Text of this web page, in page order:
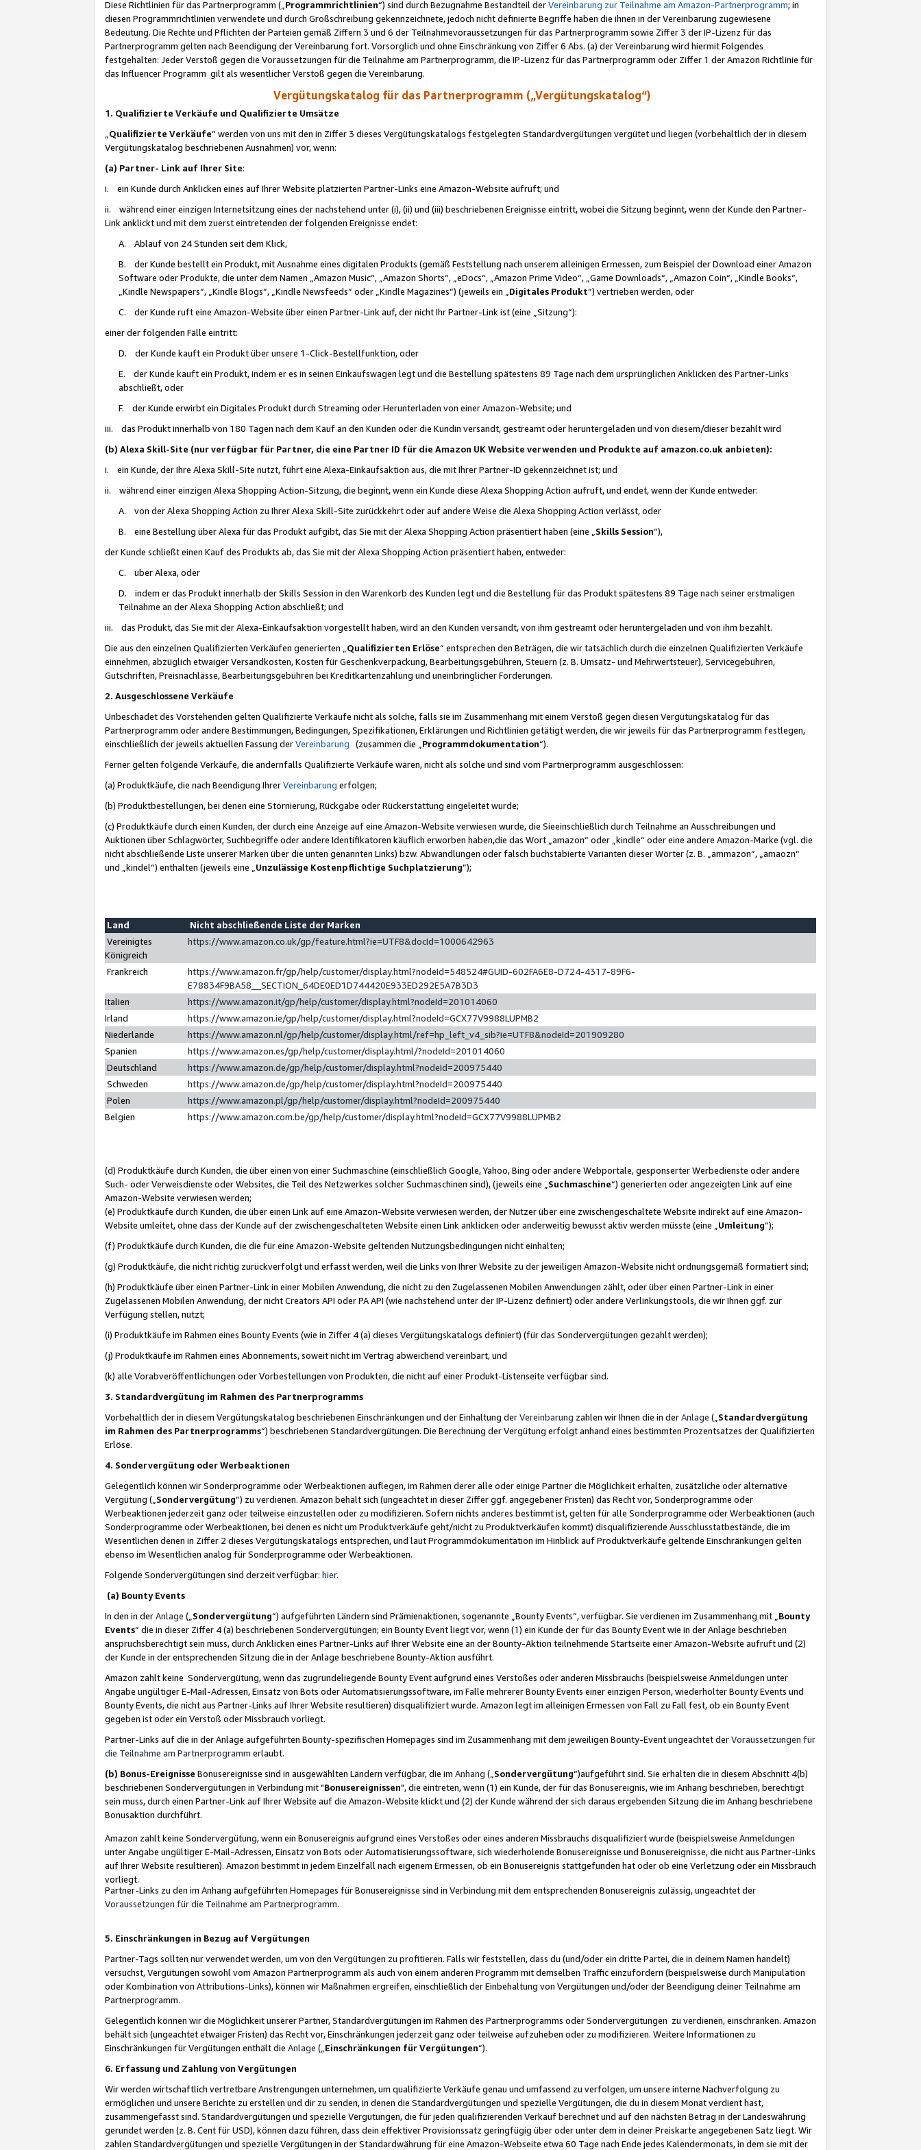
Diese Richtlinien für das Partnerprogramm („Programmrichtlinien“) sind durch Bezugnahme Bestandteil derVereinbarung zur Teilnahme am Amazon-Partnerprogramm; in
diesen Programmrichtlinien verwendete und durch Großschreibung gekennzeichnete, jedoch nicht definierte Begriffe haben die ihnen in der Vereinbarung zugewiesene
Bedeutung. Die Rechte und Pflichten der Parteien gemäß Ziffern 3 und 6 der Teilnahmevoraussetzungen für das Partnerprogramm sowie Ziffer 3 der IP-Lizenz für das
Partnerprogramm gelten nach Beendigung der Vereinbarung fort. Vorsorglich und ohne Einschränkung von Ziffer 6 Abs. (a) der Vereinbarung wird hiermit Folgendes
festgehalten: Jeder Verstoß gegen die Voraussetzungen für die Teilnahme am Partnerprogramm, die IP-Lizenz für das Partnerprogramm oder Ziffer 1 der Amazon Richtlinie für
das Influencer Programm gilt als wesentlicher Verstoß gegen die Vereinbarung.
Vergütungskatalog für das Partnerprogramm („Vergütungskatalog“)
1. Qualifizierte Verkäufe und Qualifizierte Umsätze
Qualifizierte Verkäufe“ werden von uns mit den in Ziffer 3 dieses Vergütungskatalogs festgelegten Standardvergütungen vergütet und liegen (vorbehaltlich der in diesem
Vergütungskatalog beschriebenen Ausnahmen) vor, wenn:
(a) Partner- Link auf Ihrer Site:
i. ein Kunde durch Anklicken eines auf Ihrer Website platzierten Partner-Links eine Amazon-Website aufruft; und
ii. während einer einzigen Internetsitzung eines der nachstehend unter (i), (ii) und (iii) beschriebenen Ereignisse eintritt, wobei die Sitzung beginnt, wenn der Kunde den Partner-
Link anklickt und mit dem zuerst eintretenden der folgenden Ereignisse endet:
A. Ablauf von 24 Stunden seit dem Klick,
B. der Kunde bestellt ein Produkt, mit Ausnahme eines digitalen Produkts (gemäß Feststellung nach unserem alleinigen Ermessen, zum Beispiel der Download einer Amazon
Software oder Produkte, die unter dem Namen „Amazon Music“, „Amazon Shorts“, „eDocs“, „Amazon Prime Video“, „Game Downloads“, „Amazon Coin“, „Kindle Books“,
„Kindle Newspapers“, „Kindle Blogs“, „Kindle Newsfeeds“ oder „Kindle Magazines“) (jeweils ein „ Digitales Produkt“) vertrieben werden, oder
C. der Kunde ruft eine Amazon-Website über einen Partner-Link auf, der nicht Ihr Partner-Link ist (eine „Sitzung“):
einer der folgenden Fälle eintritt:
D. der Kunde kauft ein Produkt über unsere 1-Click-Bestellfunktion, oder
E. der Kunde kauft ein Produkt, indem er es in seinen Einkaufswagen legt und die Bestellung spätestens 89 Tage nach dem ursprünglichen Anklicken des Partner-Links
abschließt, oder
F. der Kunde erwirbt ein Digitales Produkt durch Streaming oder Herunterladen von einer Amazon-Website; und
iii. das Produkt innerhalb von 180 Tagen nach dem Kauf an den Kunden oder die Kundin versandt, gestreamt oder heruntergeladen und von diesem/dieser bezahlt wird
(b) Alexa Skill-Site (nur verfügbar für Partner, die eine Partner ID für die Amazon UK Website verwenden und Produkte auf amazon.co.uk anbieten):
i. ein Kunde, der Ihre Alexa Skill-Site nutzt, führt eine Alexa-Einkaufsaktion aus, die mit Ihrer Partner-ID gekennzeichnet ist; und
ii. während einer einzigen Alexa Shopping Action-Sitzung, die beginnt, wenn ein Kunde diese Alexa Shopping Action aufruft, und endet, wenn der Kunde entweder:
A. von der Alexa Shopping Action zu Ihrer Alexa Skill-Site zurückkehrt oder auf andere Weise die Alexa Shopping Action verlässt, oder
B. eine Bestellung über Alexa für das Produkt aufgibt, das Sie mit der Alexa Shopping Action präsentiert haben (eine „ Skills Session“),
der Kunde schließt einen Kauf des Produkts ab, das Sie mit der Alexa Shopping Action präsentiert haben, entweder:
C. über Alexa, oder
D. indem er das Produkt innerhalb der Skills Session in den Warenkorb des Kunden legt und die Bestellung für das Produkt spätestens 89 Tage nach seiner erstmaligen
Teilnahme an der Alexa Shopping Action abschließt; und
iii. das Produkt, das Sie mit der Alexa-Einkaufsaktion vorgestellt haben, wird an den Kunden versandt, von ihm gestreamt oder heruntergeladen und von ihm bezahlt.
Die aus den einzelnen Qualifizierten Verkäufen generierten „ Qualifizierten Erlöse“ entsprechen den Beträgen, die wir tatsächlich durch die einzelnen Qualifizierten Verkäufe
einnehmen, abzüglich etwaiger Versandkosten, Kosten für Geschenkverpackung, Bearbeitungsgebühren, Steuern (z. B. Umsatz- und Mehrwertsteuer), Servicegebühren,
Gutschriften, Preisnachlässe, Bearbeitungsgebühren bei Kreditkartenzahlung und uneinbringlicher Forderungen.
2. Ausgeschlossene Verkäufe
Unbeschadet des Vorstehenden gelten Qualifizierte Verkäufe nicht als solche, falls sie im Zusammenhang mit einem Verstoß gegen diesen Vergütungskatalog für das
Partnerprogramm oder andere Bestimmungen, Bedingungen, Spezifikationen, Erklärungen und Richtlinien getätigt werden, die wir jeweils für das Partnerprogramm festlegen,
einschließlich der jeweils aktuellen Fassung derVereinbarung (zusammen die „ Programmdokumentation“).
Ferner gelten folgende Verkäufe, die andernfalls Qualifizierte Verkäufe wären, nicht als solche und sind vom Partnerprogramm ausgeschlossen:
(a) Produktkäufe, die nach Beendigung IhrerVereinbarung erfolgen;
(b) Produktbestellungen, bei denen eine Stornierung, Rückgabe oder Rückerstattung eingeleitet wurde;
(c) Produktkäufe durch einen Kunden, der durch eine Anzeige auf eine Amazon-Website verwiesen wurde, die Sieeinschließlich durch Teilnahme an Ausschreibungen und
Auktionen über Schlagwörter, Suchbegriffe oder andere Identifikatoren käuflich erworben haben,die das Wort „amazon“ oder „kindle“ oder eine andere Amazon-Marke (vgl. die
nicht abschließende Liste unserer Marken über die unten genannten Links) bzw. Abwandlungen oder falsch buchstabierte Varianten dieser Wörter (z. B. „ammazon“, „amaozn“
und „kindel“) enthalten (jeweils eine „ Unzulässige Kostenpflichtige Suchplatzierung”);
Land
Nicht abschließende Liste der Marken
Vereinigtes
Königreich
https://www.amazon.co.uk/gp/feature.html?ie=UTF8&docId=1000642963
Frankreich
https://www.amazon.fr/gp/help/customer/display.html?nodeId=548524#GUID-602FA6E8-D724-4317-89F6-
E78834F9BA58__SECTION_64DE0ED1D744420E933ED292E5A7B3D3
Italien
https://www.amazon.it/gp/help/customer/display.html?nodeId=201014060
Irland
https://www.amazon.ie/gp/help/customer/display.html?nodeId=GCX77V9988LUPMB2
Niederlande
https://www.amazon.nl/gp/help/customer/display.html/ref=hp_left_v4_sib?ie=UTF8&nodeId=201909280
Spanien
https://www.amazon.es/gp/help/customer/display.html/?nodeId=201014060
Deutschland
https://www.amazon.de/gp/help/customer/display.html?nodeId=200975440
Schweden
https://www.amazon.de/gp/help/customer/display.html?nodeId=200975440
Polen
https://www.amazon.pl/gp/help/customer/display.html?nodeId=200975440
Belgien
https://www.amazon.com.be/gp/help/customer/display.html?nodeId=GCX77V9988LUPMB2
(d) Produktkäufe durch Kunden, die über einen von einer Suchmaschine (einschließlich Google, Yahoo, Bing oder andere Webportale, gesponserter Werbedienste oder andere
Such- oder Verweisdienste oder Websites, die Teil des Netzwerkes solcher Suchmaschinen sind), (jeweils eine „ Suchmaschine“) generierten oder angezeigten Link auf eine
Amazon-Website verwiesen werden;
(e) Produktkäufe durch Kunden, die über einen Link auf eine Amazon-Website verwiesen werden, der Nutzer über eine zwischengeschaltete Website indirekt auf eine Amazon-
Website umleitet, ohne dass der Kunde auf der zwischengeschalteten Website einen Link anklicken oder anderweitig bewusst aktiv werden müsste (eine „ Umleitung“);
(f) Produktkäufe durch Kunden, die die für eine Amazon-Website geltenden Nutzungsbedingungen nicht einhalten;
(g) Produktkäufe, die nicht richtig zurückverfolgt und erfasst werden, weil die Links von Ihrer Website zu der jeweiligen Amazon-Website nicht ordnungsgemäß formatiert sind;
(h) Produktkäufe über einen Partner-Link in einer Mobilen Anwendung, die nicht zu den Zugelassenen Mobilen Anwendungen zählt, oder über einen Partner-Link in einer
Zugelassenen Mobilen Anwendung, der nicht Creators API oder PA API (wie nachstehend unter der IP-Lizenz definiert) oder andere Verlinkungstools, die wir Ihnen ggf. zur
Verfügung stellen, nutzt;
(i) Produktkäufe im Rahmen eines Bounty Events (wie in Ziffer 4 (a) dieses Vergütungskatalogs definiert) (für das Sondervergütungen gezahlt werden);
(j) Produktkäufe im Rahmen eines Abonnements, soweit nicht im Vertrag abweichend vereinbart, und
(k) alle Vorabveröffentlichungen oder Vorbestellungen von Produkten, die nicht auf einer Produkt-Listenseite verfügbar sind.
3. Standardvergütung im Rahmen des Partnerprogramms
Vorbehaltlich der in diesem Vergütungskatalog beschriebenen Einschränkungen und der Einhaltung derVereinbarung zahlen wir Ihnen die in derAnlage („ Standardvergütung
im Rahmen des Partnerprogramms“) beschriebenen Standardvergütungen. Die Berechnung der Vergütung erfolgt anhand eines bestimmten Prozentsatzes der Qualifizierten
Erlöse.
4. Sondervergütung oder Werbeaktionen
Gelegentlich können wir Sonderprogramme oder Werbeaktionen auflegen, im Rahmen derer alle oder einige Partner die Möglichkeit erhalten, zusätzliche oder alternative
Vergütung („ Sondervergütung”) zu verdienen. Amazon behält sich (ungeachtet in dieser Ziffer ggf. angegebener Fristen) das Recht vor, Sonderprogramme oder
Werbeaktionen jederzeit ganz oder teilweise einzustellen oder zu modifizieren. Sofern nichts anderes bestimmt ist, gelten für alle Sonderprogramme oder Werbeaktionen (auch
Sonderprogramme oder Werbeaktionen, bei denen es nicht um Produktverkäufe geht/nicht zu Produktverkäufen kommt) disqualifizierende Ausschlusstatbestände, die im
Wesentlichen denen in Ziffer 2 dieses Vergütungskatalogs entsprechen, und laut Programmdokumentation im Hinblick auf Produktverkäufe geltende Einschränkungen gelten
ebenso im Wesentlichen analog für Sonderprogramme oder Werbeaktionen.
Folgende Sondervergütungen sind derzeit verfügbar: hier.
(a) Bounty Events
In den in derAnlage („ Sondervergütung“) aufgeführten Ländern sind Prämienaktionen, sogenannte „Bounty Events“, verfügbar. Sie verdienen im Zusammenhang mit „ Bounty
Events“ die in dieser Ziffer 4 (a) beschriebenen Sondervergütungen; ein Bounty Event liegt vor, wenn (1) ein Kunde der für das Bounty Event wie in der Anlage beschrieben
anspruchsberechtigt sein muss, durch Anklicken eines Partner-Links auf Ihrer Website eine an der Bounty-Aktion teilnehmende Startseite einer Amazon-Website aufruft und (2)
der Kunde in der entsprechenden Sitzung die in der Anlage beschriebene Bounty-Aktion ausführt.
Amazon zahlt keine Sondervergütung, wenn das zugrundeliegende Bounty Event aufgrund eines Verstoßes oder anderen Missbrauchs (beispielsweise Anmeldungen unter
Angabe ungültiger E-Mail-Adressen, Einsatz von Bots oder Automatisierungssoftware, im Falle mehrerer Bounty Events einer einzigen Person, wiederholter Bounty Events und
Bounty Events, die nicht aus Partner-Links auf Ihrer Website resultieren) disqualifiziert wurde. Amazon legt im alleinigen Ermessen von Fall zu Fall fest, ob ein Bounty Event
gegeben ist oder ein Verstoß oder Missbrauch vorliegt.
Partner-Links auf die in der Anlage aufgeführten Bounty-spezifischen Homepages sind im Zusammenhang mit dem jeweiligen Bounty-Event ungeachtet derVoraussetzungen für
die Teilnahme am Partnerprogramm erlaubt.
(b) Bonus-Ereignisse Bonusereignisse sind in ausgewählten Ländern verfügbar, die im Anhang („ Sondervergütung“)aufgeführt sind. Sie erhalten die in diesem Abschnitt 4(b)
beschriebenen Sondervergütungen in Verbindung mit "Bonusereignissen", die eintreten, wenn (1) ein Kunde, der für das Bonusereignis, wie im Anhang beschrieben, berechtigt
sein muss, durch einen Partner-Link auf Ihrer Website auf die Amazon-Website klickt und (2) der Kunde während der sich daraus ergebenden Sitzung die im Anhang beschriebene
Bonusaktion durchführt.
Amazon zahlt keine Sondervergütung, wenn ein Bonusereignis aufgrund eines Verstoßes oder eines anderen Missbrauchs disqualifiziert wurde (beispielsweise Anmeldungen
unter Angabe ungültiger E-Mail-Adressen, Einsatz von Bots oder Automatisierungssoftware, sich wiederholende Bonusereignisse und Bonusereignisse, die nicht aus Partner-Links
auf Ihrer Website resultieren). Amazon bestimmt in jedem Einzelfall nach eigenem Ermessen, ob ein Bonusereignis stattgefunden hat oder ob eine Verletzung oder ein Missbrauch
vorliegt.
Partner-Links zu den im Anhang aufgeführten Homepages für Bonusereignisse sind in Verbindung mit dem entsprechenden Bonusereignis zulässig, ungeachtet der
Voraussetzungen für die Teilnahme am Partnerprogramm.
5. Einschränkungen in Bezug auf Vergütungen
Partner-Tags sollten nur verwendet werden, um von den Vergütungen zu profitieren. Falls wir feststellen, dass du (und/oder ein dritte Partei, die in deinem Namen handelt)
versuchst, Vergütungen sowohl vom Amazon Partnerprogramm als auch von einem anderen Programm mit demselben Traffic einzufordern (beispielsweise durch Manipulation
oder Kombination von Attributions-Links), können wir Maßnahmen ergreifen, einschließlich der Einbehaltung von Vergütungen und/oder der Beendigung deiner Teilnahme am
Partnerprogramm.
Gelegentlich können wir die Möglichkeit unserer Partner, Standardvergütungen im Rahmen des Partnerprogramms oder Sondervergütungen zu verdienen, einschränken. Amazon
behält sich (ungeachtet etwaiger Fristen) das Recht vor, Einschränkungen jederzeit ganz oder teilweise aufzuheben oder zu modifizieren. Weitere Informationen zu
Einschränkungen für Vergütungen enthält die Anlage („ Einschränkungen für Vergütungen“).
6. Erfassung und Zahlung von Vergütungen
Wir werden wirtschaftlich vertretbare Anstrengungen unternehmen, um qualifizierte Verkäufe genau und umfassend zu verfolgen, um unsere interne Nachverfolgung zu
ermöglichen und unsere Berichte zu erstellen und dir zu senden, in denen die Standardvergütungen und spezielle Vergütungen, die du in diesem Monat verdient hast,
zusammengefasst sind. Standardvergütungen und spezielle Vergütungen, die für jeden qualifizierenden Verkauf berechnet und auf den nächsten Betrag in der Landeswährung
gerundet werden (z. B. Cent für USD), können dazu führen, dass dein effektiver Provisionssatz geringfügig über oder unter dem in deiner Preiskarte angegebenen Satz liegt. Wir
zahlen Standardvergütungen und spezielle Vergütungen in der Standardwährung für eine Amazon-Webseite etwa 60 Tage nach Ende jedes Kalendermonats, in dem sie mit der